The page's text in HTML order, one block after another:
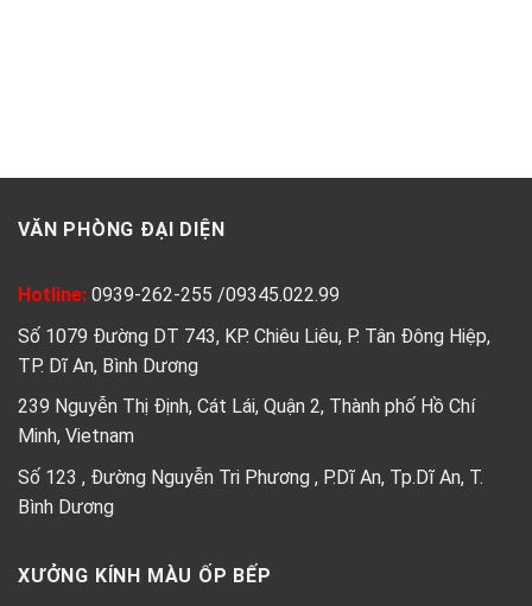
VĂN PHÒNG ĐẠI DIỆN
Hotline: 0939-262-255 /09345.022.99
Số 1079 Đường DT 743, KP. Chiêu Liêu, P. Tân Đông Hiệp,
TP. Dĩ An, Bình Dương
239 Nguyễn Thị Định, Cát Lái, Quận 2, Thành phố Hồ Chí
Minh, Vietnam
Số 123 , Đường Nguyễn Tri Phương , P.Dĩ An, Tp.Dĩ An, T.
Bình Dương
XƯỞNG KÍNH MÀU ỐP BẾP